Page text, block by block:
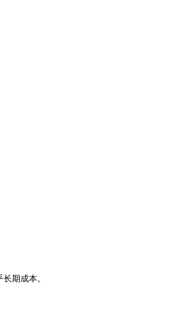
期成本。